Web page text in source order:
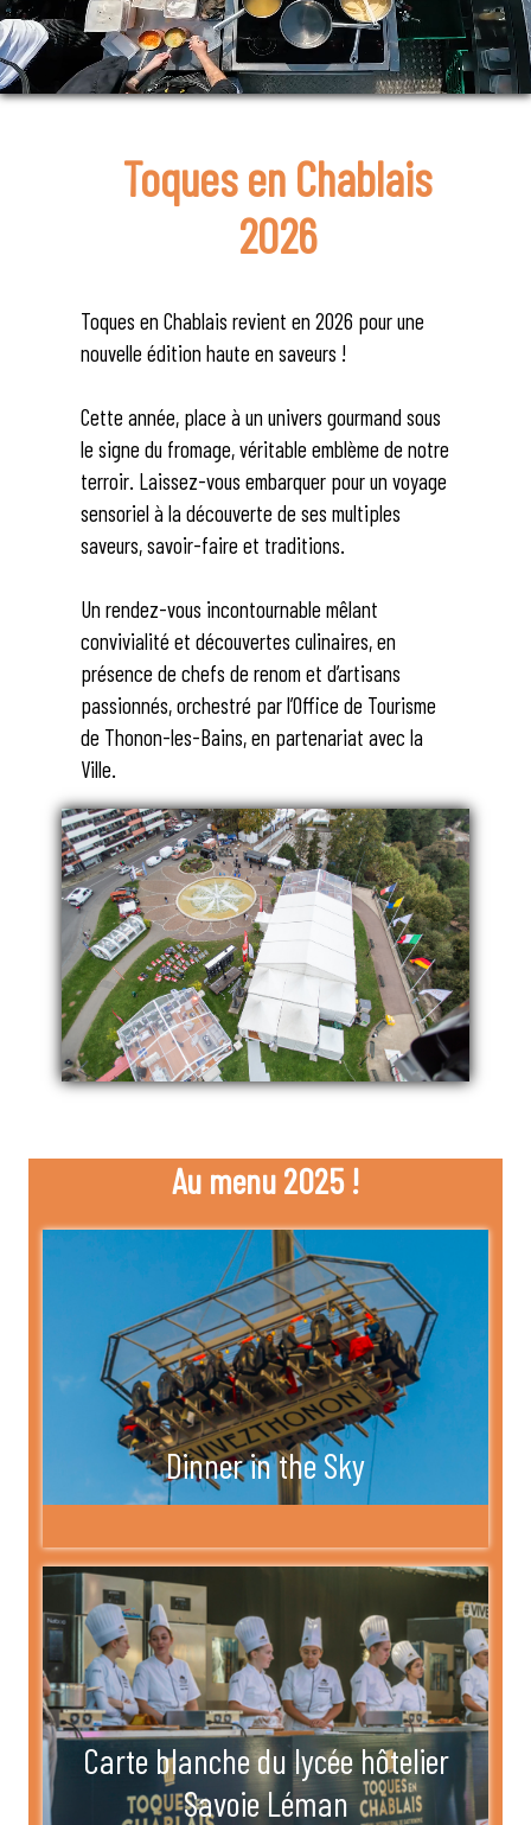
Toques en Chablais
2026
Toques en Chablais revient en 2026 pour une
nouvelle édition haute en saveurs !
Cette année, place à un univers gourmand sous
le signe du fromage, véritable emblème de notre
terroir. Laissez-vous embarquer pour un voyage
sensoriel à la découverte de ses multiples
saveurs, savoir-faire et traditions.
Un rendez-vous incontournable mêlant
convivialité et découvertes culinaires, en
présence de chefs de renom et d’artisans
passionnés, orchestré par l’Office de Tourisme
de Thonon-les-Bains, en partenariat avec la
Ville.
Au menu 2025 !
Dinner in the Sky
Carte blanche du lycée hôtelier
Savoie Léman